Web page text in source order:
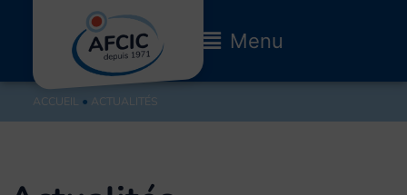
Main
Menu
Menu
ACCUEIL ● ACTUALITÉS